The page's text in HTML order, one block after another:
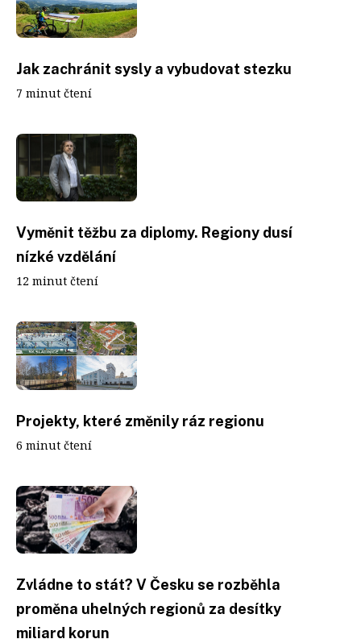
Jak zachránit sysly a vybudovat stezku
7 minut čtení
Vyměnit těžbu za diplomy. Regiony dusí
nízké vzdělání
12 minut čtení
Projekty, které změnily ráz regionu
6 minut čtení
Zvládne to stát? V Česku se rozběhla
proměna uhelných regionů za desítky
miliard korun